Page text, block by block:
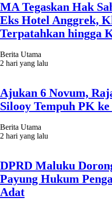
MA Tegaskan Hak
Eks Hotel Anggrek,
Terpatahkan hingga
Berita Utama
2 hari yang lalu
Ajukan 6 Novum,
Silooy Tempuh PK
Berita Utama
2 hari yang lalu
DPRD Maluku
Payung Hukum
Adat